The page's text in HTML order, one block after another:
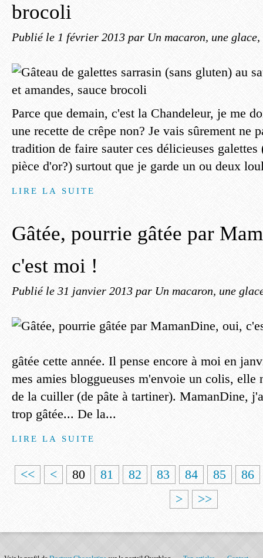
brocoli
Publié le 1 février 2013 par Un macaron, une
Parce que demain, c'est la Chandeleur, je me
une recette de crêpe non? Je vais sûrement ne
tradition de faire sauter ces délicieuses
pièce d'or?) surtout que je garde un ou deux
LIRE LA SUITE
Gâtée, pourrie gâtée par
c'est moi !
Publié le 31 janvier 2013 par Un macaron, une
gâtée cette année. Il pense encore à moi en
mes amies bloggueuses m'envoie un colis, elle
de la cuiller (de pâte à tartiner). MamanDine,
trop gâtée... De la...
LIRE LA SUITE
<< <
1
2
3
4
5
6
7
80 81 82 83 84 85
86
>
>>